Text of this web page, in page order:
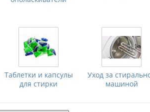
Таблетки и капсулы
для стирки
Уход за
машиной